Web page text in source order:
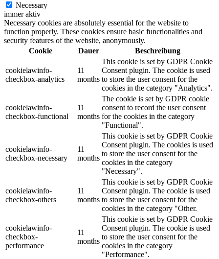
Necessary
immer aktiv
Necessary cookies are absolutely essential for the website to
function properly. These cookies ensure basic functionalities and
security features of the website, anonymously.
Cookie
Dauer Beschreibung
cookielawinfo-
checkbox-analytics
11
months
This cookie is set by GDPR Cookie
Consent plugin. The cookie is used
to store the user consent for the
cookies in the category "Analytics".
cookielawinfo-
checkbox-functional
11
months
The cookie is set by GDPR cookie
consent to record the user consent
for the cookies in the category
"Functional".
cookielawinfo-
checkbox-necessary
11
months
This cookie is set by GDPR Cookie
Consent plugin. The cookies is used
to store the user consent for the
cookies in the category
"Necessary".
cookielawinfo-
checkbox-others
11
months
This cookie is set by GDPR Cookie
Consent plugin. The cookie is used
to store the user consent for the
cookies in the category "Other.
cookielawinfo-
checkbox-
performance
11
months
This cookie is set by GDPR Cookie
Consent plugin. The cookie is used
to store the user consent for the
cookies in the category
"Performance".